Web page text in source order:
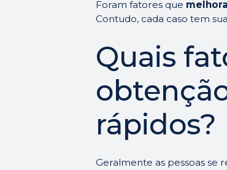
Foram fatores que
Contudo, cada caso tem
Quais
rápidos?
Geralmente as pessoas se